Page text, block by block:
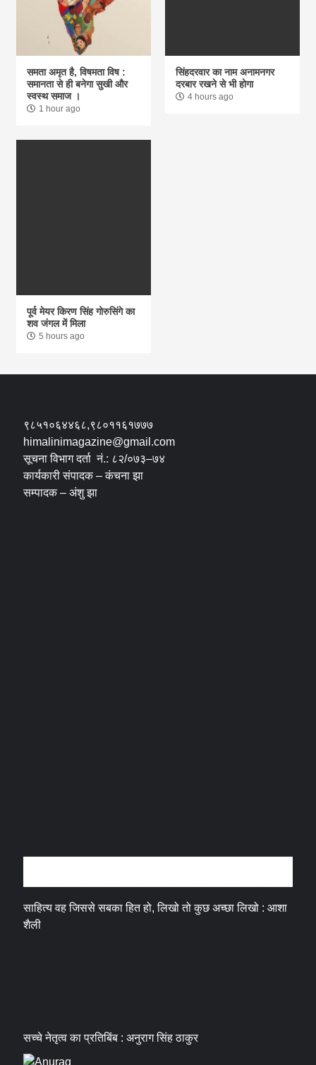
समता अमृत है, विषमता विष :
समानता से ही बनेगा सुखी और
स्वस्थ समाज ।
1 hour ago
सिंहदरवार का नाम अनामनगर
दरबार रखने से भी होगा
4 hours ago
पूर्व मेयर किरण सिंह गोरुसिंगे का
शव जंगल में मिला
5 hours ago
९८५१०६४४६८,९८०११६१७७७
himalinimagazine@gmail.com
सूचना विभाग दर्ता नं.: ८२/०७३–७४
कार्यकारी संपादक – कंचना झा
सम्पादक – अंशु झा
साहित्य वह जिससे सबका हित हो, लिखो तो कुछ अच्छा लिखो : आशा
शैली
सच्चे नेतृत्व का प्रतिबिंब : अनुराग सिंह ठाकुर